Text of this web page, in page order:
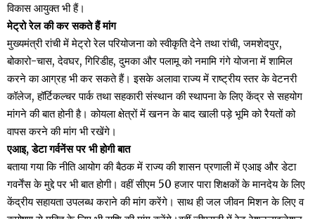
विकास आयुक्त भी हैं।
मेट्रो रेल की कर सकते हैं मांग
मुख्यमंत्री रांची में मेट्रो रेल परियोजना को स्वीकृति देने तथा रांची, जमशेदपुर,
बोकारो-चास, देवघर, गिरिडीह, दुमका और पलामू को नमामि गंगे योजना में शामिल
करने का आग्रह भी कर सकते हैं। इसके अलावा राज्य में राष्ट्रीय स्तर के वेटनरी
कॉलेज, हॉर्टिकल्चर पार्क तथा सहकारी संस्थान की स्थापना के लिए केंद्र से सहयोग
मांगने की बात होनी है। कोयला क्षेत्रों में खनन के बाद खाली पड़े भूमि को रैयतों को
वापस करने की मांग भी रखेंगे।
एआइ, डेटा गर्वनेंस पर भी होगी बात
बताया गया कि नीति आयोग की बैठक में राज्य की शासन प्रणाली में एआइ और डेटा
गवर्नेंस के मुद्दे पर भी बात होगी। वहीं सीएम 50 हजार पारा शिक्षकों के मानदेय के लिए
केंद्रीय सहायता उपलब्ध कराने की मांग करेंगे। साथ ही जल जीवन मिशन के लिए व